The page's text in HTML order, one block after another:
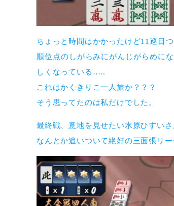
ちょっと時間はかかったけど11巡目つ
順位点のしがらみにがんじがらめに
しくなっている…..
これはかくきりこ一人旅か？？？
そう思ってたのは私だけでした。
最終戦、意地を見せたい水原ひすい
なんとか追いついて絶好の三面張リー